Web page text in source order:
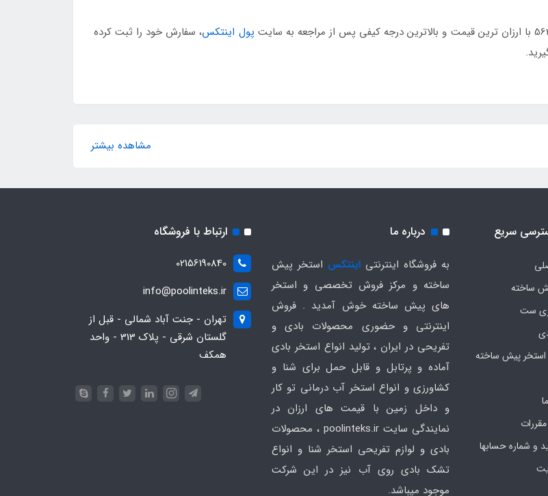
پول اینتکس، سفارش خود را ثبت کرده
مشاهده بیشتر
سریع
ساخته
ست
استخر پیش ساخته
و شماره حسابها
درباره ما
به فروشگاه اینترنتی اینتکس استخر پیش
ساخته و مرکز فروش تخصصی و استخر
های پیش ساخته خوش آمدید . فروش
اینترنتی و حضوری محصولات بادی و
تفریحی در ایران ، تولید انواع استخر بادی
آماده و پرتابل و قابل حمل برای شنا و
کشاورزی و انواع استخر آب درمانی تو کار
و داخل زمین با قیمت های ارزان در
نمایندگی سایت poolinteks.ir ، محصولات
بادی و لوازم تفریحی استخر شنا و انواع
تشک بادی روی آب نیز در این شرکت
موجود میباشد.
ارتباط با فروشگاه
02156190840
info@poolinteks.ir
تهران - جنت آباد شمالی - قبل از
گلستان شرقی - پلاک 313 - واحد
همکف